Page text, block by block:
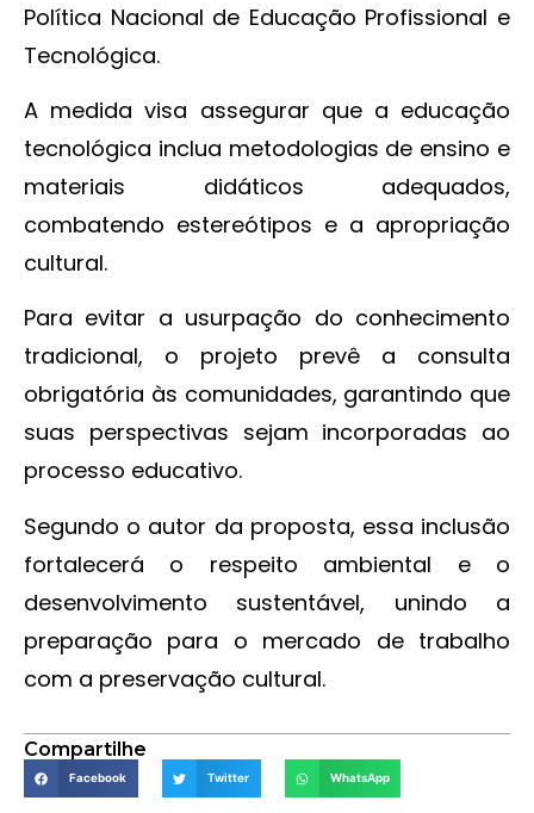
Política Nacional de Educação Profissional e
Tecnológica.
A medida visa assegurar que a educação
tecnológica inclua metodologias de ensino e
materiais didáticos adequados,
combatendo estereótipos e a apropriação
cultural.
Para evitar a usurpação do conhecimento
tradicional, o projeto prevê a consulta
obrigatória às comunidades, garantindo que
suas perspectivas sejam incorporadas ao
processo educativo.
Segundo o autor da proposta, essa inclusão
fortalecerá o respeito ambiental e o
desenvolvimento sustentável, unindo a
preparação para o mercado de trabalho
com a preservação cultural.
Compartilhe
Facebook Twitter WhatsApp